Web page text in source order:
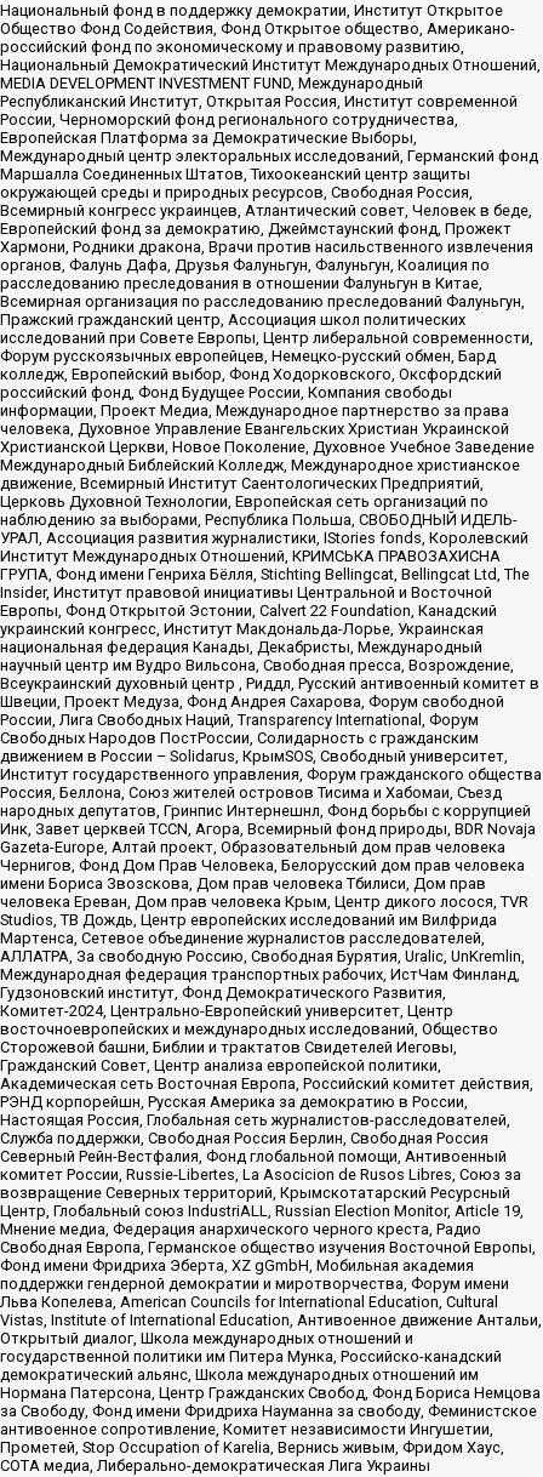
Национальный фонд в поддержку демократии, Институт Открытое
Общество Фонд Содействия, Фонд Открытое общество, Американо-
российский фонд по экономическому и правовому развитию,
Национальный Демократический Институт Международных Отношений,
MEDIA DEVELOPMENT INVESTMENT FUND, Международный
Республиканский Институт, Открытая Россия, Институт современной
России, Черноморский фонд регионального сотрудничества,
Европейская Платформа за Демократические Выборы,
Международный центр электоральных исследований, Германский фонд
Маршалла Соединенных Штатов, Тихоокеанский центр защиты
окружающей среды и природных ресурсов, Свободная Россия,
Всемирный конгресс украинцев, Атлантический совет, Человек в беде,
Европейский фонд за демократию, Джеймстаунский фонд, Прожект
Хармони, Родники дракона, Врачи против насильственного извлечения
органов, Фалунь Дафа, Друзья Фалуньгун, Фалуньгун, Коалиция по
расследованию преследования в отношении Фалуньгун в Китае,
Всемирная организация по расследованию преследований Фалуньгун,
Пражский гражданский центр, Ассоциация школ политических
исследований при Совете Европы, Центр либеральной современности,
Форум русскоязычных европейцев, Немецко-русский обмен, Бард
колледж, Европейский выбор, Фонд Ходорковского, Оксфордский
российский фонд, Фонд Будущее России, Компания свободы
информации, Проект Медиа, Международное партнерство за права
человека, Духовное Управление Евангельских Христиан Украинской
Христианской Церкви, Новое Поколение, Духовное Учебное Заведение
Международный Библейский Колледж, Международное христианское
движение, Всемирный Институт Саентологических Предприятий,
Церковь Духовной Технологии, Европейская сеть организаций по
наблюдению за выборами, Республика Польша, СВОБОДНЫЙ ИДЕЛЬ-
УРАЛ, Ассоциация развития журналистики, IStories fonds, Королевский
Институт Международных Отношений, КРИМСЬКА ПРАВОЗАХИСНА
ГРУПА, Фонд имени Генриха Бёлля, Stichting Bellingcat, Bellingcat Ltd, The
Insider, Институт правовой инициативы Центральной и Восточной
Европы, Фонд Открытой Эстонии, Calvert 22 Foundation, Канадский
украинский конгресс, Институт Макдональда-Лорье, Украинская
национальная федерация Канады, Декабристы, Международный
научный центр им Вудро Вильсона, Свободная пресса, Возрождение,
Всеукраинский духовный центр , Риддл, Русский антивоенный комитет в
Швеции, Проект Медуза, Фонд Андрея Сахарова, Форум свободной
России, Лига Свободных Наций, Transparеncy International, Форум
Свободных Народов ПостРоссии, Солидарность с гражданским
движением в России – Solidarus, КрымSOS, Свободный университет,
Институт государственного управления, Форум гражданского общества
Россия, Беллона, Союз жителей островов Тисима и Хабомаи, Съезд
народных депутатов, Гринпис Интернешнл, Фонд борьбы с коррупцией
Инк, Завет церквей TCCN, Агора, Всемирный фонд природы, BDR Novaja
Gazeta-Europe, Алтай проект, Образовательный дом прав человека
Чернигов, Фонд Дом Прав Человека, Белорусский дом прав человека
имени Бориса Звозскова, Дом прав человека Тбилиси, Дом прав
человека Ереван, Дом прав человека Крым, Центр дикого лосося, TVR
Studios, ТВ Дождь, Центр европейских исследований им Вилфрида
Мартенса, Сетевое объединение журналистов расследователей,
АЛЛАТРА, За свободную Россию, Свободная Бурятия, Uralic, UnKremlin,
Международная федерация транспортных рабочих, ИстЧам Финланд,
Гудзоновский институт, Фонд Демократического Развития,
Комитет-2024, Центрально-Европейский университет, Центр
восточноевропейских и международных исследований, Общество
Сторожевой башни, Библии и трактатов Свидетелей Иеговы,
Гражданский Совет, Центр анализа европейской политики,
Академическая сеть Восточная Европа, Российский комитет действия,
РЭНД корпорейшн, Русская Америка за демократию в России,
Настоящая Россия, Глобальная сеть журналистов-расследователей,
Служба поддержки, Свободная Россия Берлин, Свободная Россия
Северный Рейн-Вестфалия, Фонд глобальной помощи, Антивоенный
комитет России, Russie-Libertes, La Asocicion de Rusos Libres, Союз за
возвращение Северных территорий, Крымскотатарский Ресурсный
Центр, Глобальный союз IndustriALL, Russian Election Monitor, Article 19,
Мнение медиа, Федерация анархического черного креста, Радио
Свободная Европа, Германское общество изучения Восточной Европы,
Фонд имени Фридриха Эберта, XZ gGmbH, Мобильная академия
поддержки гендерной демократии и миротворчества, Форум имени
Льва Копелева, American Councils for International Education, Cultural
Vistas, Institute of International Education, Антивоенное движение Антальи,
Открытый диалог, Школа международных отношений и
государственной политики им Питера Мунка, Российско-канадский
демократический альянс, Школа международных отношений им
Нормана Патерсона, Центр Гражданских Свобод, Фонд Бориса Немцова
за Свободу, Фонд имени Фридриха Науманна за свободу, Феминистское
антивоенное сопротивление, Комитет независимости Ингушетии,
Прометей, Stop Occupation of Karelia, Вернись живым, Фридом Хаус,
СОТА медиа, Либерально-демократическая Лига Украины